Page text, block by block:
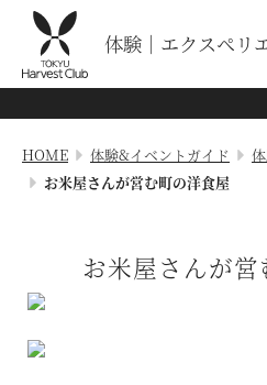
体験｜エクスペ
HOME 体験&イベントガイド
お米屋さんが営む町の洋食屋
お米屋さんが